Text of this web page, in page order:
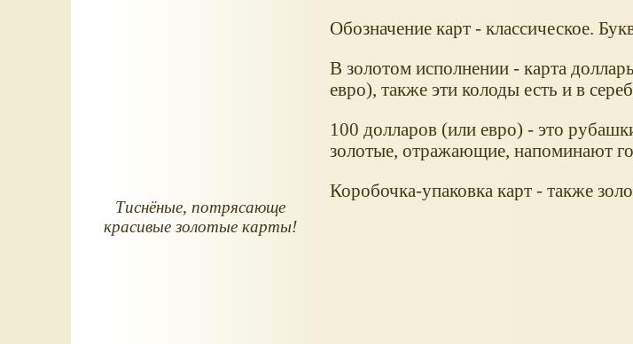
Тиснёные, потрясающе
красивые золотые карты!
Обозначение карт - классическое.
В золотом исполнении - карта
евро), также эти колоды есть и в
100 долларов (или евро) - это
золотые, отражающие, напоминают
Коробочка-упаковка карт - также